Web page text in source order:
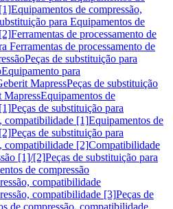
Equipamentos de compressão,
para Equipamentos de
Ferramentas de processamento de
Ferramentas de processamento de
Peças de substituição para
Equipamento para
MapressPeças de substituição
MapressEquipamentos de
Peças de substituição para
compatibilidade [1]Equipamentos de
Peças de substituição para
compatibilidade [2]Compatibilidade
[1]/[2]Peças de substituição para
de compressão
compatibilidade
compatibilidade [3]Peças de
de compressão, compatibilidade